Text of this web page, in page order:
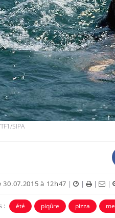
SIPA
30.07.2015 à 12h47 | | | |
: été piqûre pizza